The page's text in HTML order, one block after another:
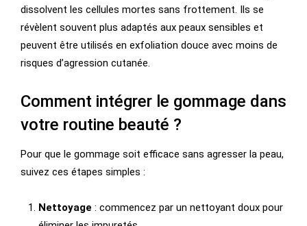
dissolvent les cellules mortes sans frottement. Ils se
révèlent souvent plus adaptés aux peaux sensibles et
peuvent être utilisés en exfoliation douce avec moins de
risques d’agression cutanée.
Comment intégrer le gommage dans
votre routine beauté ?
Pour que le gommage soit efficace sans agresser la peau,
suivez ces étapes simples :
Nettoyage : commencez par un nettoyant doux pour